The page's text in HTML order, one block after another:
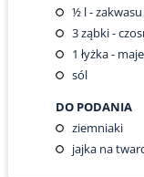
½l -
3ząbki -
1 łyżka -
sól
DO PODANIA
ziemniaki
jajka na